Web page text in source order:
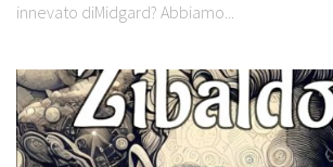
innevato diMidgard? Abbiamo...